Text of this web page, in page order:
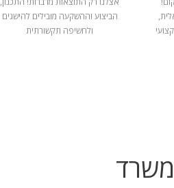
הביצוע וההשקעה מובילים להישגים
ולחשיפה תקשורתית